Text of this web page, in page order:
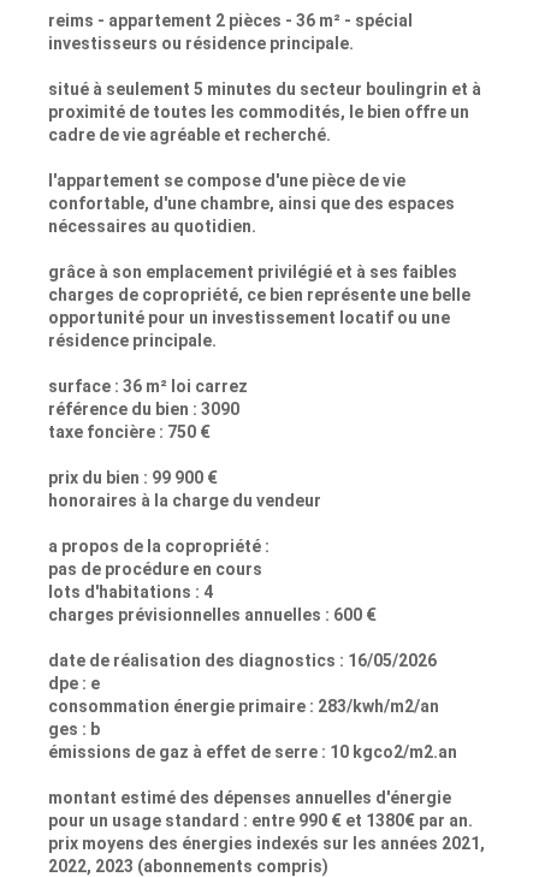
reims - appartement 2 pièces - 36 m² - spécial
investisseurs ou résidence principale.
situé à seulement 5 minutes du secteur boulingrin et à
proximité de toutes les commodités, le bien offre un
cadre de vie agréable et recherché.
l'appartement se compose d'une pièce de vie
confortable, d'une chambre, ainsi que des espaces
nécessaires au quotidien.
grâce à son emplacement privilégié et à ses faibles
charges de copropriété, ce bien représente une belle
opportunité pour un investissement locatif ou une
résidence principale.
surface : 36 m² loi carrez
référence du bien : 3090
taxe foncière : 750 €
prix du bien : 99 900 €
honoraires à la charge du vendeur
a propos de la copropriété :
pas de procédure en cours
lots d'habitations : 4
charges prévisionnelles annuelles : 600 €
date de réalisation des diagnostics : 16/05/2026
dpe : e
consommation énergie primaire : 283/kwh/m2/an
ges : b
émissions de gaz à effet de serre : 10 kgco2/m2.an
montant estimé des dépenses annuelles d'énergie
pour un usage standard : entre 990 € et 1380€ par an.
prix moyens des énergies indexés sur les années 2021,
2022, 2023 (abonnements compris)